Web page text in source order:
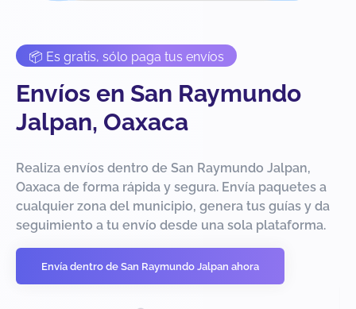
📦 Es gratis, sólo paga tus envíos
Envíos en San Raymundo
Jalpan, Oaxaca
Realiza envíos dentro de San Raymundo Jalpan,
Oaxaca de forma rápida y segura. Envía paquetes a
cualquier zona del municipio, genera tus guías y da
seguimiento a tu envío desde una sola plataforma.
Envía dentro de San Raymundo Jalpan ahora